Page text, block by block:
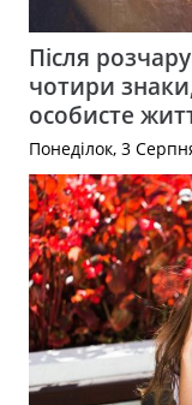
Після
чотири
особисте
Понеділок, 3